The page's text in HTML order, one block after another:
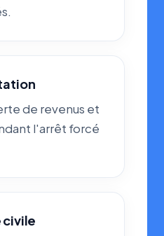
de revenus et
l'arrêt forcé
civile